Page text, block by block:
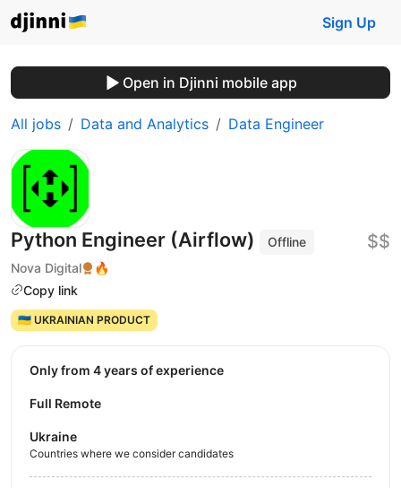
Sign Up
Open in Djinni mobile app
All jobs Data and Analytics Data Engineer
Python Engineer (Airflow)
Offline
Nova Digital
🔥
Copy link
$$
🇺🇦 UKRAINIAN PRODUCT
Only from 4 years of experience
Full Remote
Ukraine
Countries where we consider candidates